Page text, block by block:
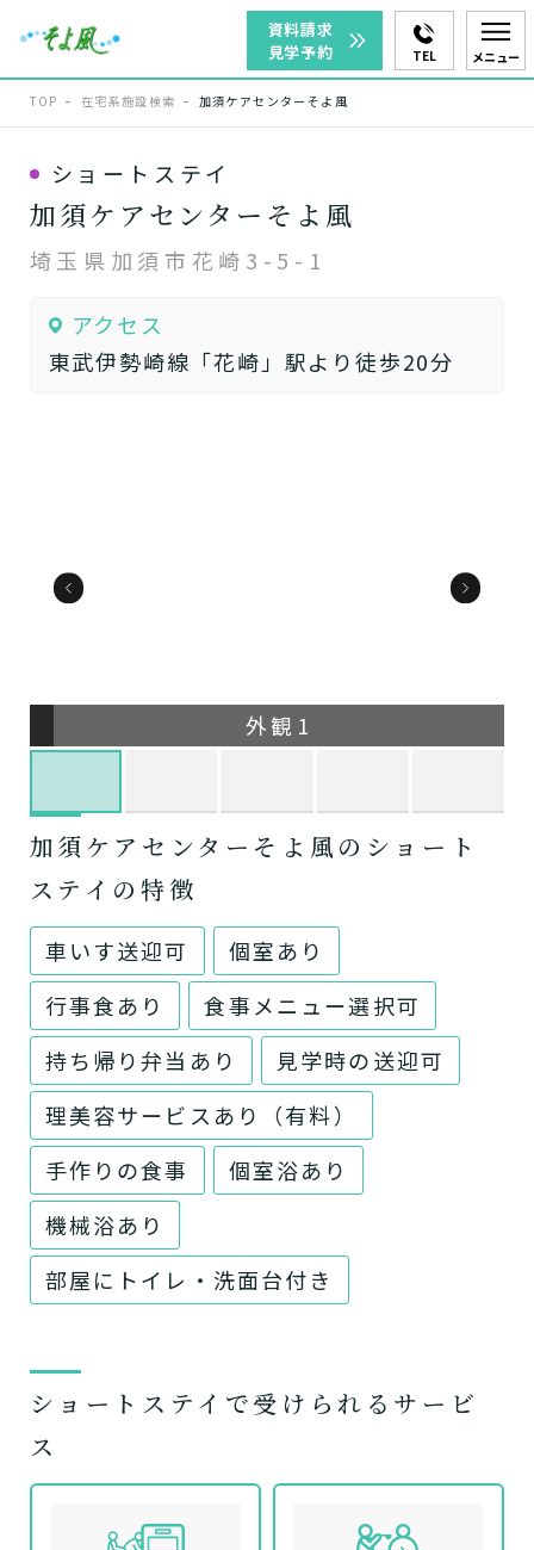
資料請求
見学予約
TEL メニュー
TOP 在宅系施設検索 加須ケアセンターそよ風
ショートステイ
加須ケアセンターそよ風
埼玉県加須市花崎3-5-1
アクセス
東武伊勢崎線「花崎」駅より徒歩20分
外観1
加須ケアセンターそよ風のショート
ステイの特徴
車いす送迎可
個室あり
行事食あり
食事メニュー選択可
持ち帰り弁当あり
見学時の送迎可
理美容サービスあり（有料）
手作りの食事
個室浴あり
機械浴あり
部屋にトイレ・洗面台付き
ショートステイで受けられるサービ
ス